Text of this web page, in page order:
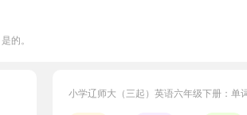
的。
我昨晚看了场足球比赛。小学辽师大（三起）英语六年级下册：单